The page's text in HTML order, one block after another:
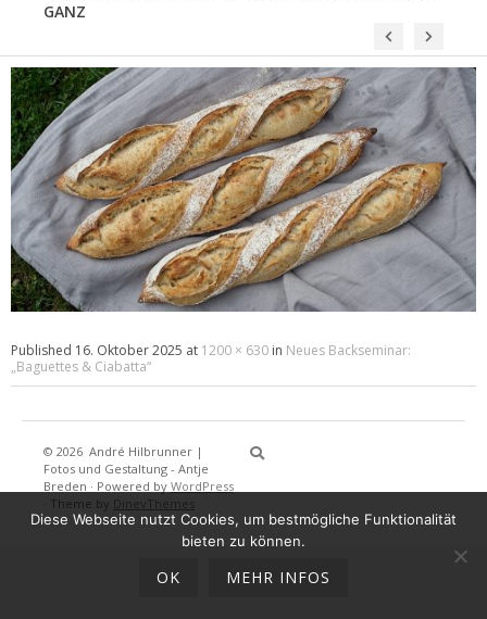
GANZ
Published 16. Oktober 2025 at 1200 × 630 in Neues Backseminar:
„Baguettes & Ciabatta“
© 2026 André Hilbrunner |
Fotos und Gestaltung - Antje
Breden · Powered by WordPress
Theme by DinevThemes
Diese Webseite nutzt Cookies, um bestmögliche Funktionalität
bieten zu können.
OK MEHR INFOS